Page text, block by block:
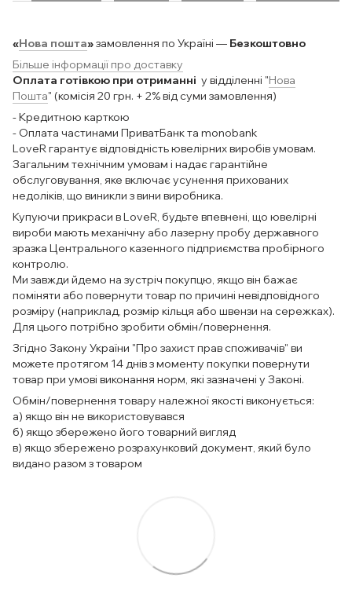
«Нова пошта»замовлення по Україні — Безкоштовно
Більше інформації про доставку
Оплата готівкою при отриманні у відділенні "Нова
Пошта" (комісія 20 грн. + 2% від суми замовлення)
- Кредитною карткою
- Оплата частинами ПриватБанк та monobank
LoveR гарантує відповідність ювелірних виробів умовам.
Загальним технічним умовам і надає гарантійне
обслуговування, яке включає усунення прихованих
недоліків, що виникли з вини виробника.
Купуючи прикраси в LoveR, будьте впевнені, що ювелірні
вироби мають механічну або лазерну пробу державного
зразка Центрального казенного підприємства пробірного
контролю.
Ми завжди йдемо на зустріч покупцю, якщо він бажає
поміняти або повернути товар по причині невідповідного
розміру (наприклад, розмір кільця або швензи на сережках).
Для цього потрібно зробити обмін/повернення.
Згідно Закону України "Про захист прав споживачів" ви
можете протягом 14 днів з моменту покупки повернути
товар при умові виконання норм, які зазначені у Законі.
Обмін/повернення товару належної якості виконується:
а) якщо він не використовувався
б) якщо збережено його товарний вигляд
в) якщо збережено розрахунковий документ, який було
видано разом з товаром